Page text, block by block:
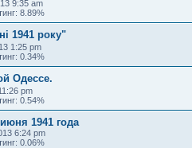
9:35 am
8.89%
1941 року"
1:25 pm
0.34%
Одессе.
pm
0.54%
1941 года
6:24 pm
0.06%